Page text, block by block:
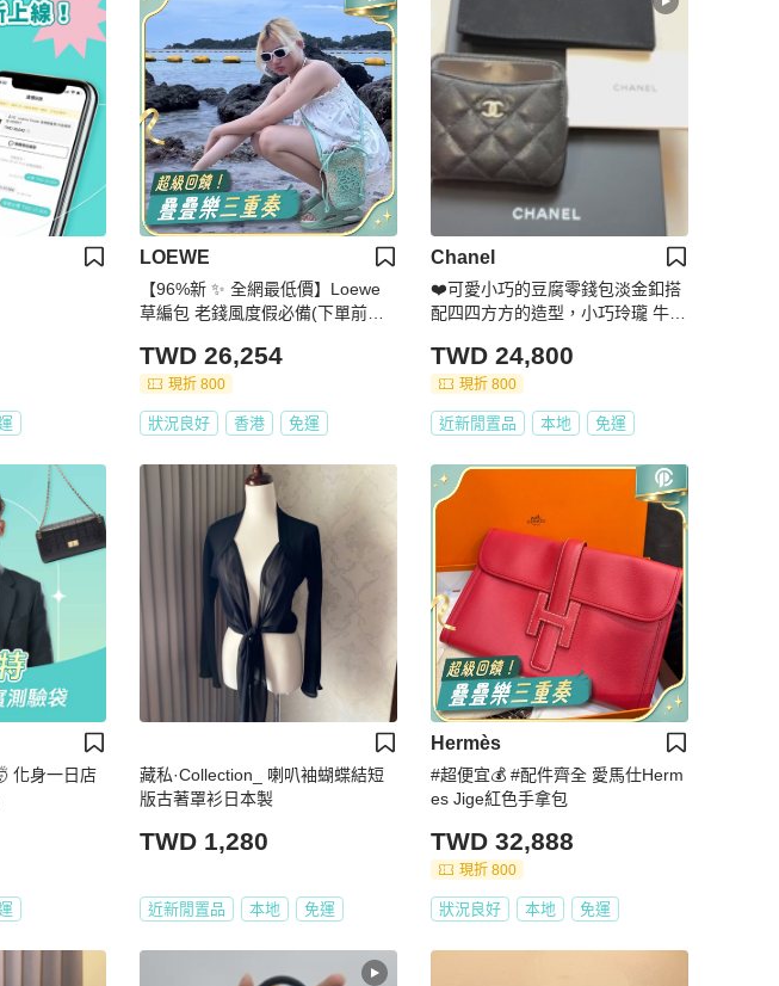
LOEWE
【96%新 ✨ 全網最低價】Loewe
草編包 老錢風度假必備(下單前先
TWD 26,254
現折 800
狀況良好 香港 免運
Chanel
❤️可愛小巧的豆腐零錢包淡金釦搭
配四四方方的造型，小巧玲瓏 牛皮
活所需 #chanel #香奈儿 #零錢包
TWD 24,800
現折 800
近新閒置品 本地 免運
化身一日店
藏私·Collection_ 喇叭袖蝴蝶結短
版古著罩衫日本製
TWD 1,280
近新閒置品 本地 免運
Hermès
#超便宜💰 #配件齊全 愛馬仕Herm
es Jige紅色手拿包
TWD 32,888
現折 800
狀況良好 本地 免運